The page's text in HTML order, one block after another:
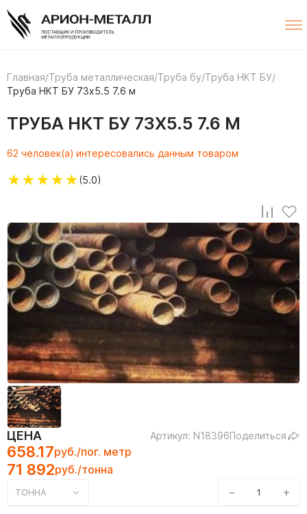
Главная/Труба металлическая/Труба бу/Труба НКТ БУ/
Труба НКТ БУ 73х5.5 7.6 м
ТРУБА НКТ БУ 73Х5.5 7.6 М
62 человек(а) интересовались данным товаром
★★★★★(5.0)
ЦЕНА Артикул: N18396Поделиться
658.17руб./пог. метр
71 892руб./тонна
ТОННА − +